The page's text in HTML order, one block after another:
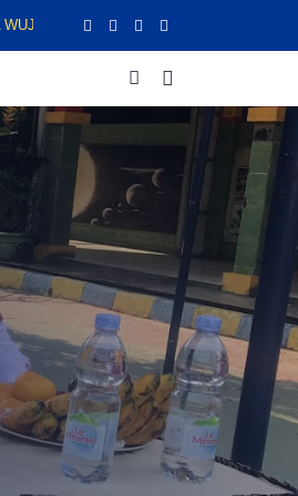
GENERASI BERPRESTASI,